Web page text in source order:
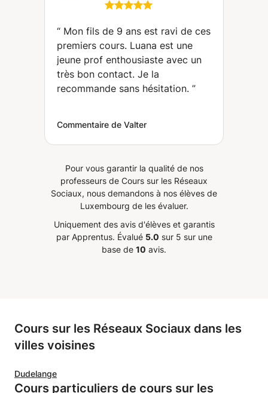
de combiner avec le
“ Mon fils de 9 ans est ravi de ces
premiers cours. Luana est une
jeune prof enthousiaste avec un
très bon contact. Je la
recommande sans hésitation. ”
Commentaire de Valter
Pour vous garantir la qualité de nos
professeurs de Cours sur les Réseaux
Sociaux, nous demandons à nos élèves de
Luxembourg de les évaluer.
Uniquement des avis d'élèves et garantis
par Apprentus. Évalué 5.0 sur 5 sur une
base de 10 avis.
Cours sur les Réseaux Sociaux dans les
villes voisines
Dudelange
Cours particuliers de cours sur les